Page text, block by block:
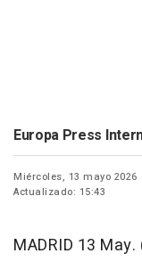
Europa Press
Miércoles, 13 mayo 2026
Actualizado: 15:43
MADRID 13 May.